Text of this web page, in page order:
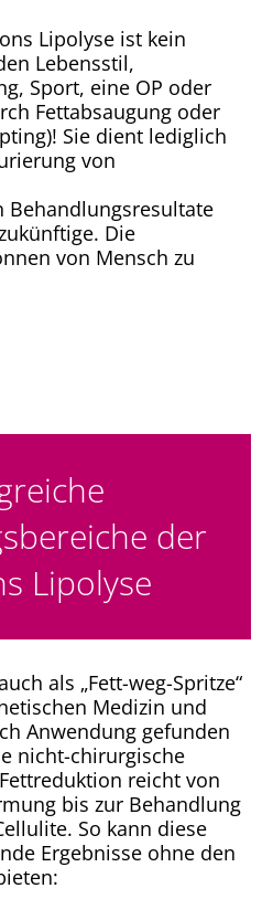
Lipolyse ist kein
Lebensstil,
Sport, eine OP oder
Fettabsaugung oder
Sie dient lediglich
von
Behandlungsresultate
Die
von Mensch zu
der
Lipolyse
als „Fett-weg-Spritze“
Medizin und
Anwendung gefunden
nicht-chirurgische
reicht von
bis zur Behandlung
So kann diese
Ergebnisse ohne den